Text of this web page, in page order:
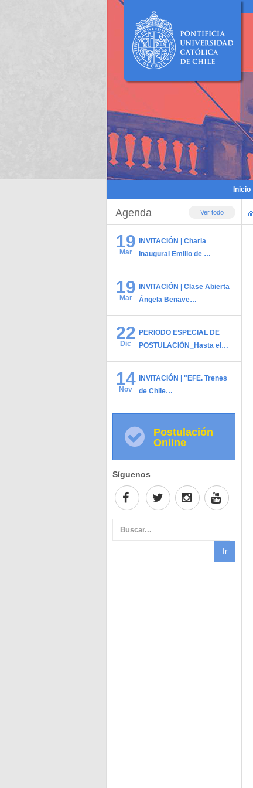
Inicio
Ver todo
Agenda
19
Mar
INVITACIÓN | Charla
Inaugural Emilio de …
19
Mar
INVITACIÓN | Clase Abierta
Ángela Benave…
22
Dic
PERIODO ESPECIAL DE
POSTULACIÓN_Hasta el…
14
Nov
INVITACIÓN | "EFE. Trenes
de Chile…
Postulación
Online
Síguenos